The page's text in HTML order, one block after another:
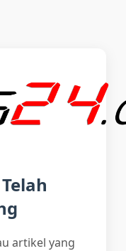
artikel yang